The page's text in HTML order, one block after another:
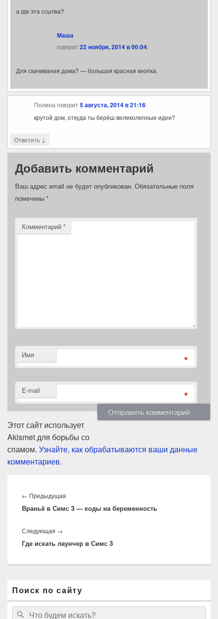
а где эта ссылка?
Маша
говорит 22 ноября, 2014 в 00:04:
Для скачивания дома? — большая красная кнопка.
Полина говорит5 августа, 2014 в 21:16:
крутой дом, откуда ты берёш велеколепные идеи?
Ответить ↓
Добавить комментарий
Ваш адрес email не будет опубликован. Обязательные поля
помечены *
Комментарий *
Имя *
E-mail *
Этот сайт использует
Akismet для борьбы со
спамом. Узнайте, как обрабатываются ваши данные
комментариев.
по
записям
← Предыдущая
запись:
Враньё в Симс 3 — коды на беременность
Следующая →
запись:
Где искать лаунчер в Симс 3
основной
боковой
панели
Поиск по сайту
Найти:Поиск